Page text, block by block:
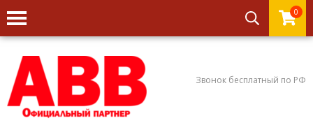
0
Звонок бесплатный по РФ